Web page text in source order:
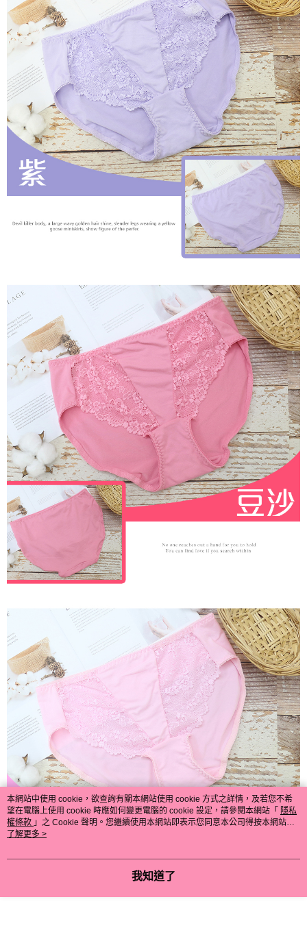
本網站中使用 cookie，欲查詢有關本網站使用 cookie 方式之詳情，及若您不希
望在電腦上使用 cookie 時應如何變更電腦的 cookie 設定，請參閱本網站「 隱私
權條款 」之 Cookie 聲明。您繼續使用本網站即表示您同意本公司得按本網站使
用條款之 Cookie 聲明使用 cookie。
了解更多 >
我知道了